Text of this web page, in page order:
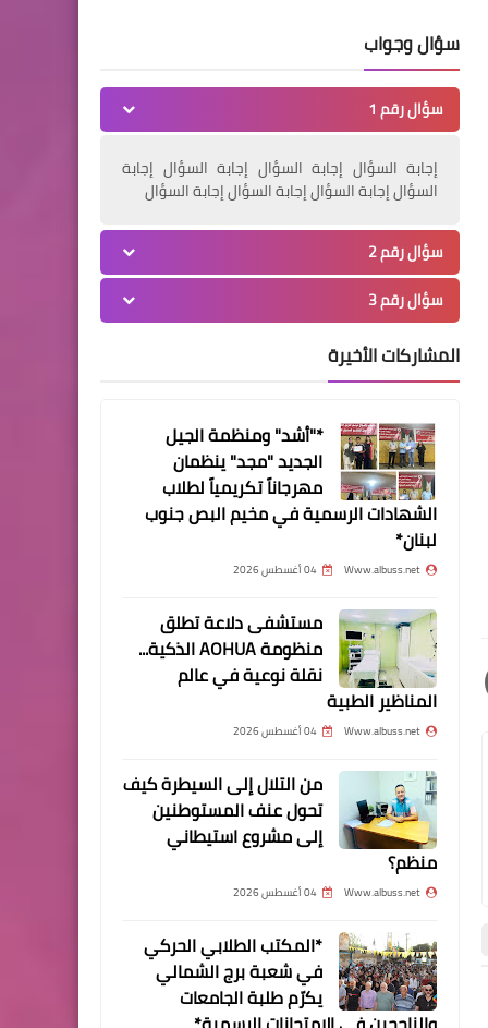
أخبار ‏البص
مشروع بناء خيمة من الزجاج
والحديد في دار الإفتاء
الجعفري في صور.
أخبار المخيمات
بيان صادر حركة فتح إقليم لبنان
حول تقلصات الاونروا
مقالات
السُلطة - حماس، عقدة واحدة
من الخوْف ! د. عادل محمد
عايش الأسطل
مقالات
ثورة غضب تسود المخيمات
سياسة الأونروا
نكبة جديدة على الطريق..
بتخطيطٍ صهيوني وتنفيذ دولي
بقلم: إسراء الصفدي
سؤال وجواب
سؤال رقم 1
إجابة السؤال إجابة السؤال إجابة السؤال إجابة
السؤال إجابة السؤال إجابة السؤال إجابة السؤال
سؤال رقم 2
سؤال رقم 3
المشاركات الأخيرة
*"أشد" ومنظمة الجيل
الجديد "مجد" ينظمان
مهرجاناً تكريمياً لطلاب
الشهادات الرسمية في مخيم البص جنوب
لبنان*
Www.albuss.net 04 أغسطس 2026
مستشفى دلاعة تطلق
منظومة AOHUA الذكية...
نقلة نوعية في عالم
المناظير الطبية
Www.albuss.net 04 أغسطس 2026
من التلال إلى السيطرة كيف
تحول عنف المستوطنين
إلى مشروع استيطاني
منظم؟
Www.albuss.net 04 أغسطس 2026
*المكتب الطلابي الحركي
في شعبة برج الشمالي
يكرّم طلبة الجامعات